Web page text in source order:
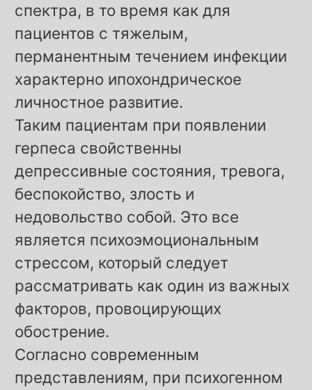
спектра, в то время как для
пациентов с тяжелым,
перманентным течением инфекции
характерно ипохондрическое
личностное развитие.
Таким пациентам при появлении
герпеса свойственны
депрессивные состояния, тревога,
беспокойство, злость и
недовольство собой. Это все
является психоэмоциональным
стрессом, который следует
рассматривать как один из важных
факторов, провоцирующих
обострение.
Согласно современным
представлениям, при психогенном